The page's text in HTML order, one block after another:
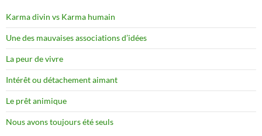
Karma divin vs Karma humain
Une des mauvaises associations d’idées
La peur de vivre
Intérêt ou détachement aimant
Le prêt animique
Nous avons toujours été seuls